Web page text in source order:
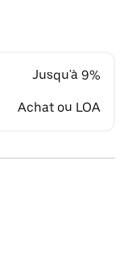
Jusqu'à 9%
Achat ou LOA